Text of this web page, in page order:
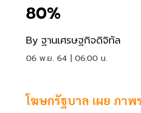
80%
By ฐานเศรษฐกิจดิจิทัล
06 พ.ย. 64 | 06:00 น.
โฆษกรัฐบาล เผย ภา